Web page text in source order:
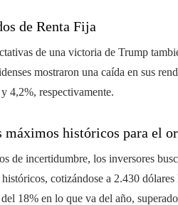
de Renta Fija
de una victoria de Trump
mostraron una caída en sus
4,2%, respectivamente.
máximos históricos para el
de incertidumbre, los inversores
cotizándose a 2.430
18% en lo que va del año,